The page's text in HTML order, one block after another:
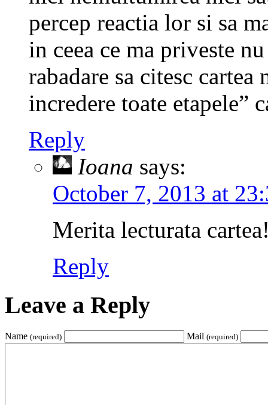
percep reactia lor si sa
in ceea ce ma priveste
rabadare sa citesc cartea
incredere toate etapele”
Reply
Ioana says:
October 7, 2013 at
Merita lecturata
Reply
Leave a Reply
Name (required) Mail (required)